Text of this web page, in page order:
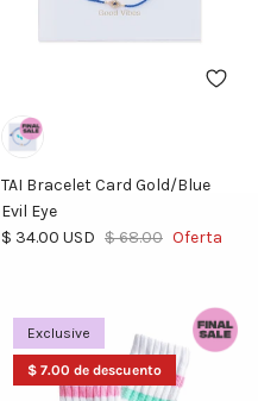
TAI Bracelet Card Gold/Blue
Evil Eye
Precio de venta
$ 34.00 USD Precio normal
$ 68.00 Oferta
Exclusive
$ 7.00 de descuento